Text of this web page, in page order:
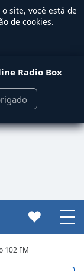
site, você está de
de cookies.
Radio Box
102 FM